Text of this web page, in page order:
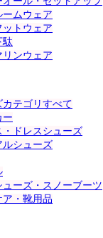
ームウェア
ットウェア
駄
リンウェア
カテゴリすべて
ー
・ドレスシューズ
ルシューズ
ューズ・スノーブーツ
ア・靴用品